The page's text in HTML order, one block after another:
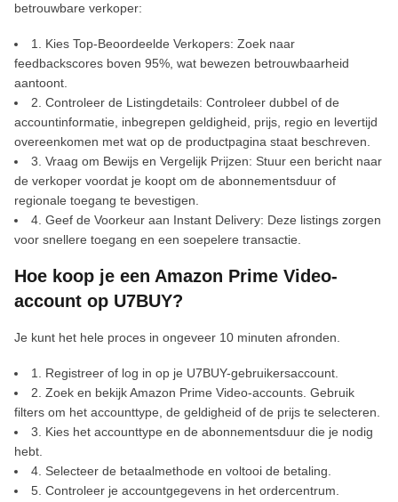
betrouwbare verkoper:
1. Kies Top-Beoordeelde Verkopers: Zoek naar
feedbackscores boven 95%, wat bewezen betrouwbaarheid
aantoont.
2. Controleer de Listingdetails: Controleer dubbel of de
accountinformatie, inbegrepen geldigheid, prijs, regio en levertijd
overeenkomen met wat op de productpagina staat beschreven.
3. Vraag om Bewijs en Vergelijk Prijzen: Stuur een bericht naar
de verkoper voordat je koopt om de abonnementsduur of
regionale toegang te bevestigen.
4. Geef de Voorkeur aan Instant Delivery: Deze listings zorgen
voor snellere toegang en een soepelere transactie.
Hoe koop je een Amazon Prime Video-
account op U7BUY?
Je kunt het hele proces in ongeveer 10 minuten afronden.
1. Registreer of log in op je U7BUY-gebruikersaccount.
2. Zoek en bekijk Amazon Prime Video-accounts. Gebruik
filters om het accounttype, de geldigheid of de prijs te selecteren.
3. Kies het accounttype en de abonnementsduur die je nodig
hebt.
4. Selecteer de betaalmethode en voltooi de betaling.
5. Controleer je accountgegevens in het ordercentrum.